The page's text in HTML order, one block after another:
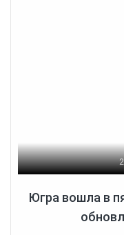
Югра вошла в